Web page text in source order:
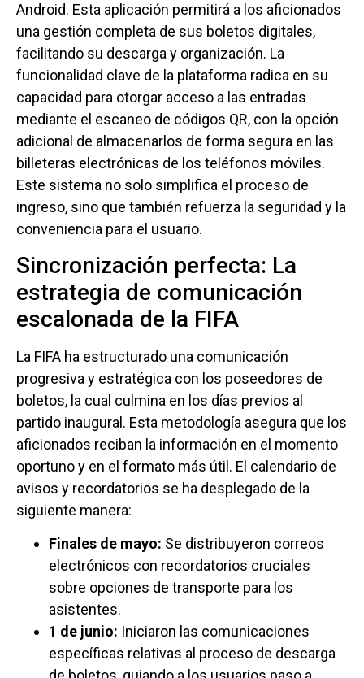
Android. Esta aplicación permitirá a los aficionados
una gestión completa de sus boletos digitales,
facilitando su descarga y organización. La
funcionalidad clave de la plataforma radica en su
capacidad para otorgar acceso a las entradas
mediante el escaneo de códigos QR, con la opción
adicional de almacenarlos de forma segura en las
billeteras electrónicas de los teléfonos móviles.
Este sistema no solo simplifica el proceso de
ingreso, sino que también refuerza la seguridad y la
conveniencia para el usuario.
Sincronización perfecta: La
estrategia de comunicación
escalonada de la FIFA
La FIFA ha estructurado una comunicación
progresiva y estratégica con los poseedores de
boletos, la cual culmina en los días previos al
partido inaugural. Esta metodología asegura que los
aficionados reciban la información en el momento
oportuno y en el formato más útil. El calendario de
avisos y recordatorios se ha desplegado de la
siguiente manera:
Finales de mayo: Se distribuyeron correos
electrónicos con recordatorios cruciales
sobre opciones de transporte para los
asistentes.
1 de junio: Iniciaron las comunicaciones
específicas relativas al proceso de descarga